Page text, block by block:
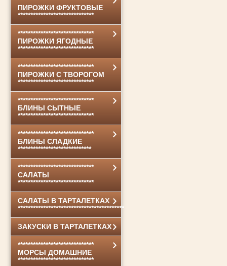
ПИРОЖКИ ФРУКТОВЫЕ
******************************
******************************
ПИРОЖКИ ЯГОДНЫЕ
******************************
******************************
ПИРОЖКИ С ТВОРОГОМ
******************************
******************************
БЛИНЫ СЫТНЫЕ
******************************
******************************
БЛИНЫ СЛАДКИЕ
*****************************
******************************
САЛАТЫ
******************************
САЛАТЫ В ТАРТАЛЕТКАХ
******************************************
ЗАКУСКИ В ТАРТАЛЕТКАХ
******************************
МОРСЫ ДОМАШНИЕ
******************************